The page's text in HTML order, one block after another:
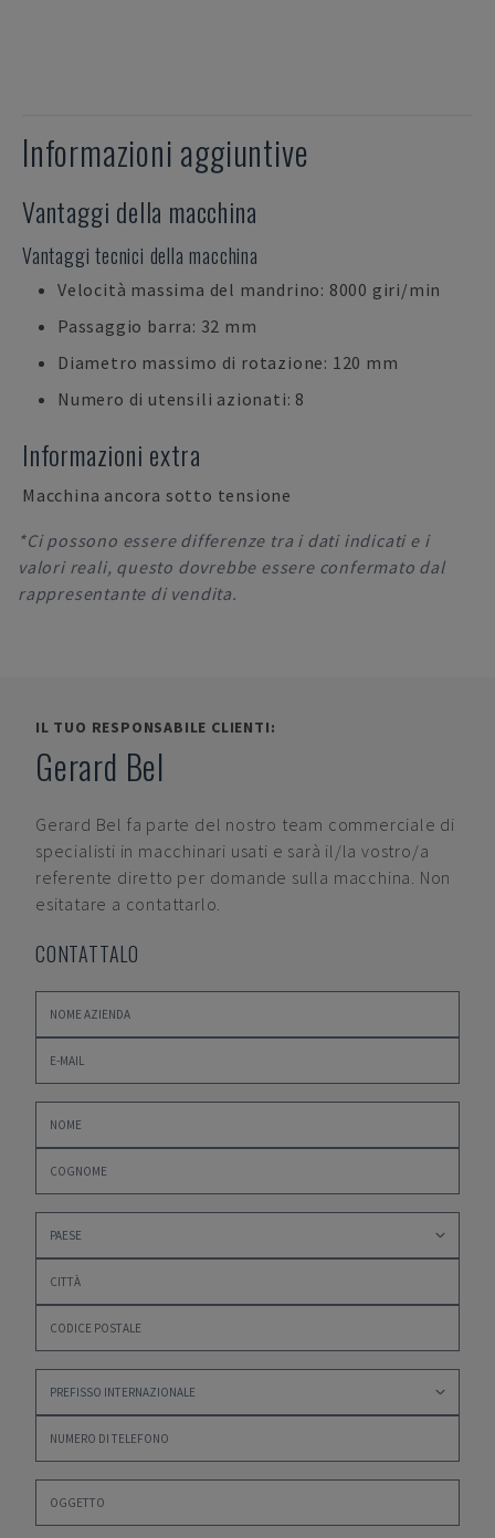
Informazioni aggiuntive
Vantaggi della macchina
Vantaggi tecnici della macchina
Velocità massima del mandrino: 8000 giri/min
Passaggio barra: 32 mm
Diametro massimo di rotazione: 120 mm
Numero di utensili azionati: 8
Informazioni extra
Macchina ancora sotto tensione
*Ci possono essere differenze tra i dati indicati e i
valori reali, questo dovrebbe essere confermato dal
rappresentante di vendita.
IL TUO RESPONSABILE CLIENTI:
Gerard Bel
Gerard Bel fa parte del nostro team commerciale di
specialisti in macchinari usati e sarà il/la vostro/a
referente diretto per domande sulla macchina. Non
esitatare a contattarlo.
CONTATTALO